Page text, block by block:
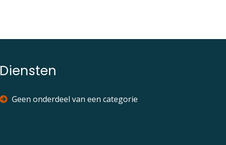
Diensten
Geen onderdeel van een categorie